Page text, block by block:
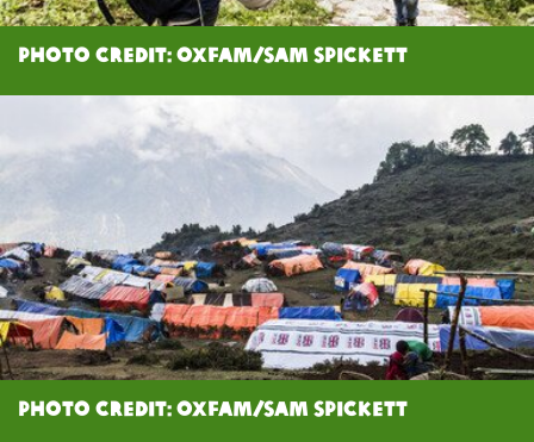
Photo Credit: Oxfam/Sam Spickett
Photo Credit: Oxfam/Sam Spickett